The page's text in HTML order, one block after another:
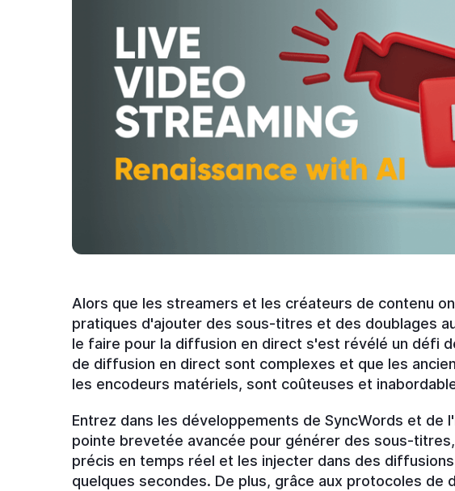
Alors que les streamers et les créateurs de contenu
pratiques d'ajouter des sous-titres et des doublages
le faire pour la diffusion en direct s'est révélé un défi
de diffusion en direct sont complexes et que les
les encodeurs matériels, sont coûteuses et
Entrez dans les développements de SyncWords et de
pointe brevetée avancée pour générer des sous-
précis en temps réel et les injecter dans des
quelques secondes. De plus, grâce aux protocoles de